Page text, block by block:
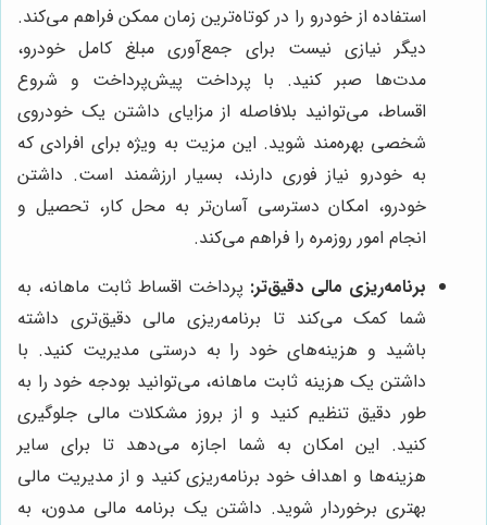
استفاده از خودرو را در کوتاه‌ترین زمان ممکن فراهم می‌کند.
دیگر نیازی نیست برای جمع‌آوری مبلغ کامل خودرو،
مدت‌ها صبر کنید. با پرداخت پیش‌پرداخت و شروع
اقساط، می‌توانید بلافاصله از مزایای داشتن یک خودروی
شخصی بهره‌مند شوید. این مزیت به ویژه برای افرادی که
به خودرو نیاز فوری دارند، بسیار ارزشمند است. داشتن
خودرو، امکان دسترسی آسان‌تر به محل کار، تحصیل و
انجام امور روزمره را فراهم می‌کند.
برنامه‌ریزی مالی دقیق‌تر: پرداخت اقساط ثابت ماهانه، به
شما کمک می‌کند تا برنامه‌ریزی مالی دقیق‌تری داشته
باشید و هزینه‌های خود را به درستی مدیریت کنید. با
داشتن یک هزینه ثابت ماهانه، می‌توانید بودجه خود را به
طور دقیق تنظیم کنید و از بروز مشکلات مالی جلوگیری
کنید. این امکان به شما اجازه می‌دهد تا برای سایر
هزینه‌ها و اهداف خود برنامه‌ریزی کنید و از مدیریت مالی
بهتری برخوردار شوید. داشتن یک برنامه مالی مدون، به